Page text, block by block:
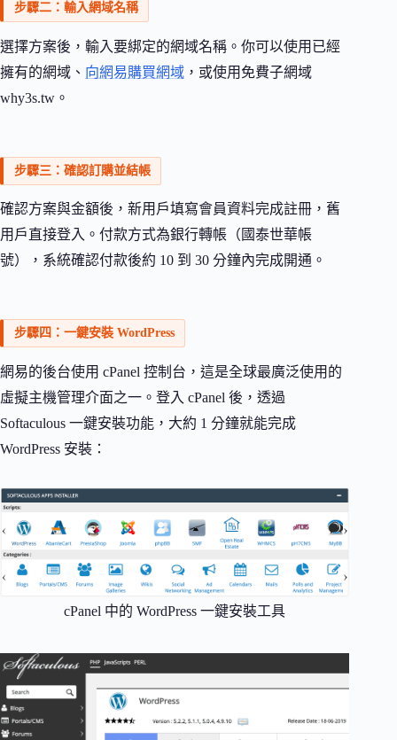
步驟二：輸入網域名稱
選擇方案後，輸入要綁定的網域名稱。你可以使用已經
擁有的網域、 向網易購買網域 ，或使用免費子網域
why3s.tw。
步驟三：確認訂購並結帳
確認方案與金額後，新用戶填寫會員資料完成註冊，舊
用戶直接登入。付款方式為銀行轉帳（國泰世華帳
號），系統確認付款後約 10 到 30 分鐘內完成開通。
步驟四：一鍵安裝 WordPress
網易的後台使用 cPanel 控制台，這是全球最廣泛使用的
虛擬主機管理介面之一。登入 cPanel 後，透過
Softaculous 一鍵安裝功能，大約 1 分鐘就能完成
WordPress 安裝：
cPanel 中的 WordPress 一鍵安裝工具